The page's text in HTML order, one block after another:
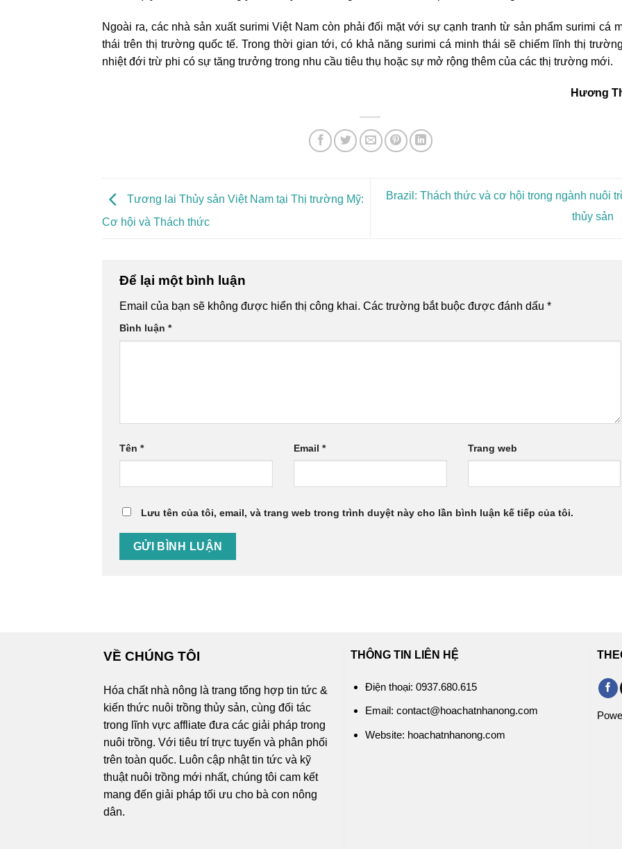
Ngoài ra, các nhà sản xuất surimi Việt Nam còn phải đối mặt với sự cạnh tranh từ sản phẩm surimi cá
thái trên thị trường quốc tế. Trong thời gian tới, có khả năng surimi cá minh thái sẽ chiếm lĩnh thị
nhiệt đới trừ phi có sự tăng trưởng trong nhu cầu tiêu thụ hoặc sự mở rộng thêm của các thị trường mới.
Hương
Tương lai Thủy sản Việt Nam tại Thị trường Mỹ:
Cơ hội và Thách thức
Brazil: Thách thức và cơ hội trong ngành nuôi
thủy sản
Để lại một bình luận
Email của bạn sẽ không được hiển thị công khai. Các trường bắt buộc được đánh dấu *
Bình luận *
Tên * Email * Trang web
Lưu tên của tôi, email, và trang web trong trình duyệt này cho lần bình luận kế tiếp của tôi.
VỀ CHÚNG TÔI
Hóa chất nhà nông là trang tổng hợp tin tức &
kiến thức nuôi trồng thủy sản, cùng đối tác
trong lĩnh vực affliate đưa các giải pháp trong
nuôi trồng. Với tiêu trí trực tuyến và phân phối
trên toàn quốc. Luôn cập nhật tin tức và kỹ
thuật nuôi trồng mới nhất, chúng tôi cam kết
mang đến giải pháp tối ưu cho bà con nông
dân.
THÔNG TIN LIÊN HỆ
Điện thoại: 0937.680.615
Email: contact@hoachatnhanong.com
Website: hoachatnhanong.com